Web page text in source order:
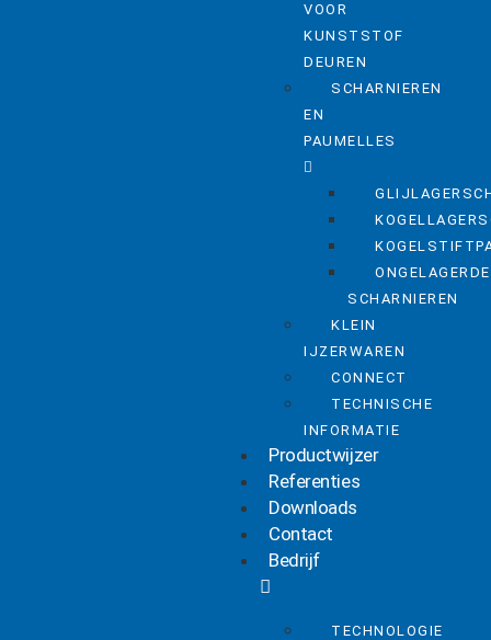
VOOR
KUNSTSTOF
DEUREN
SCHARNIEREN
EN
PAUMELLES
ONGELAGERDE
SCHARNIEREN
KLEIN
IJZERWAREN
CONNECT
TECHNISCHE
INFORMATIE
Productwijzer
Referenties
Downloads
Contact
Bedrijf
TECHNOLOGIE